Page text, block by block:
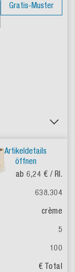
Gratis-Muster
Artikeldetails
öffnen
ab 6,24 € / Rl.
638.304
crème
5
100
€ Total